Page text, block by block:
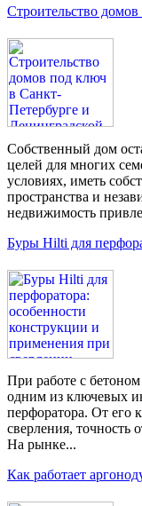
Строительство
Собственный дом
целей для многих
условиях, иметь
пространства и
недвижимость
Буры Hilti для
При работе с
одним из ключевых
перфоратора. От его
сверления, точность
На рынке...
Как работает